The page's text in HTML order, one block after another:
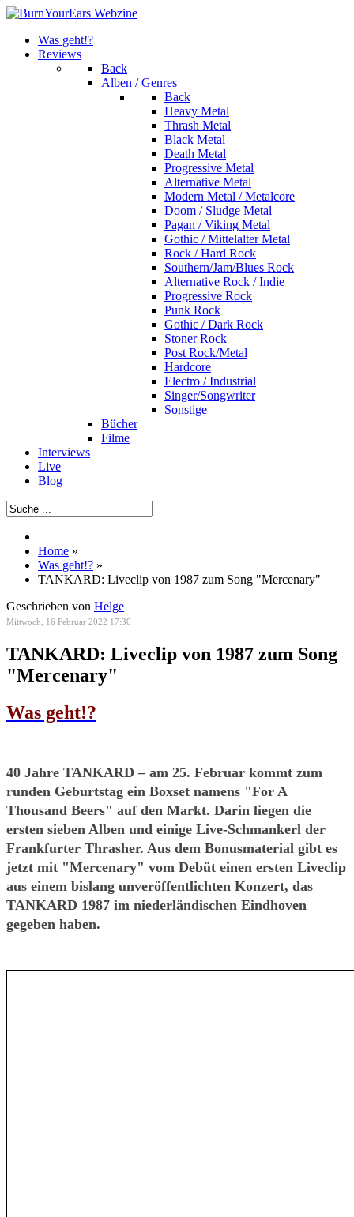
Was geht!?
Reviews
Back
Alben / Genres
Back
Heavy Metal
Thrash Metal
Black Metal
Death Metal
Progressive Metal
Alternative Metal
Modern Metal / Metalcore
Doom / Sludge Metal
Pagan / Viking Metal
Gothic / Mittelalter Metal
Rock / Hard Rock
Southern/Jam/Blues Rock
Alternative Rock / Indie
Progressive Rock
Punk Rock
Gothic / Dark Rock
Stoner Rock
Post Rock/Metal
Hardcore
Electro / Industrial
Singer/Songwriter
Sonstige
Bücher
Filme
Interviews
Live
Blog
Home »
Was geht!? »
TANKARD: Liveclip von 1987 zum Song "Mercenary"
Geschrieben von Helge
Mittwoch, 16 Februar 2022 17:30
TANKARD: Liveclip von 1987 zum Song
"Mercenary"
Was geht!?
40 Jahre TANKARD – am 25. Februar kommt zum
runden Geburtstag ein Boxset namens "For A
Thousand Beers" auf den Markt. Darin liegen die
ersten sieben Alben und einige Live-Schmankerl der
Frankfurter Thrasher. Aus dem Bonusmaterial gibt es
jetzt mit "Mercenary" vom Debüt einen ersten Liveclip
aus einem bislang unveröffentlichten Konzert, das
TANKARD 1987 im niederländischen Eindhoven
gegeben haben.